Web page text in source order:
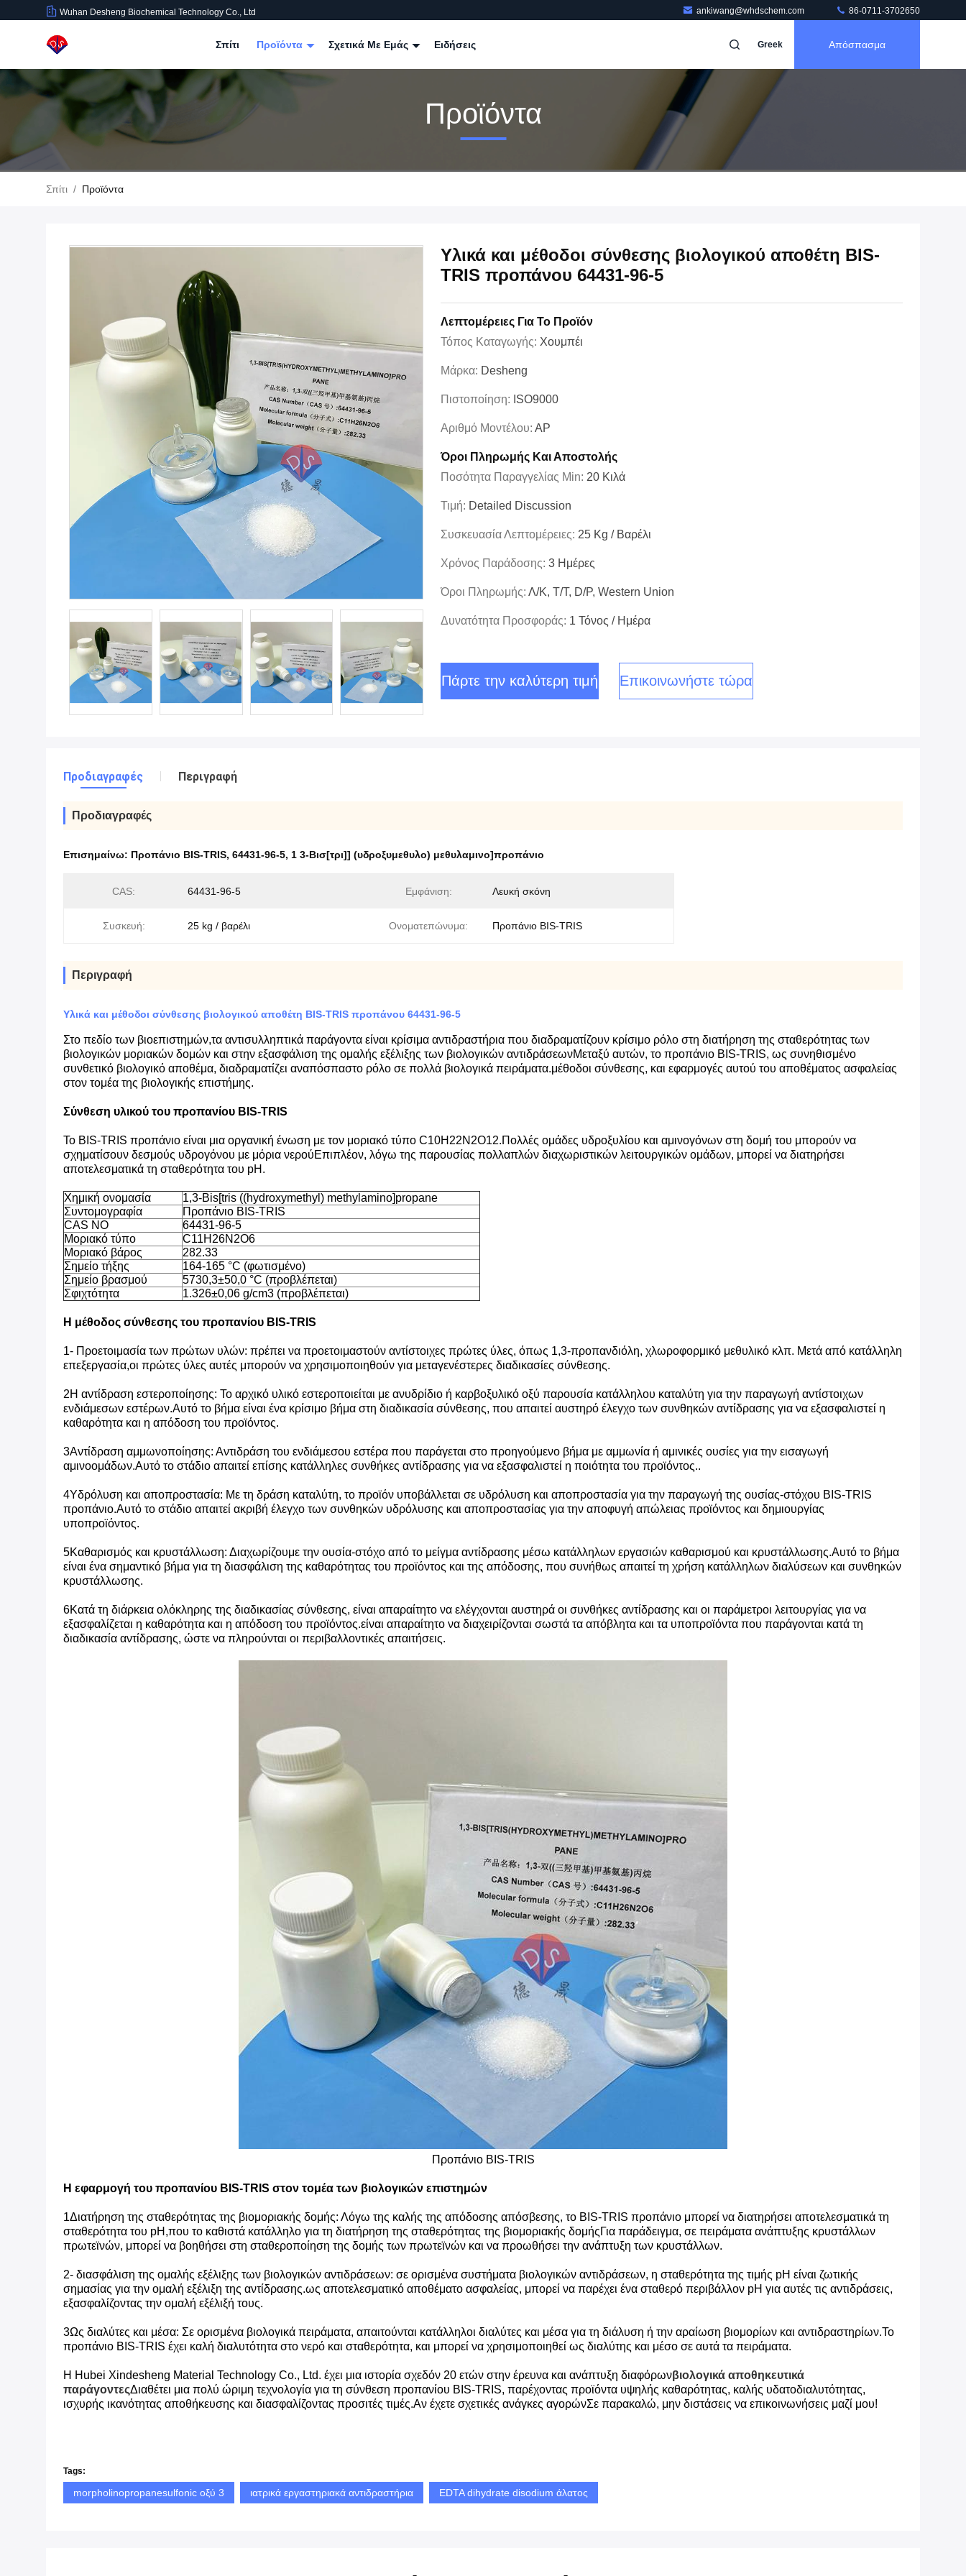
Wuhan Desheng Biochemical Technology Co., Ltd ankiwang@whdschem.com 86-0711-3702650
Σπίτι Προϊόντα Σχετικά Με Εμάς Ειδήσεις Greek Απόσπασμα
Προϊόντα
Σπίτι / Προϊόντα
Υλικά και μέθοδοι σύνθεσης βιολογικού αποθέτη BIS-
TRIS προπάνου 64431-96-5
Λεπτομέρειες Για Το Προϊόν
Τόπος Καταγωγής: Χουμπέι
Μάρκα: Desheng
Πιστοποίηση: ISO9000
Αριθμό Μοντέλου: ΑΡ
Όροι Πληρωμής Και Αποστολής
Ποσότητα Παραγγελίας Min: 20 Κιλά
Τιμή: Detailed Discussion
Συσκευασία Λεπτομέρειες: 25 Kg / Βαρέλι
Χρόνος Παράδοσης: 3 Ημέρες
Όροι Πληρωμής: Λ/Κ, T/T, D/P, Western Union
Δυνατότητα Προσφοράς: 1 Τόνος / Ημέρα
Πάρτε την καλύτερη τιμή Επικοινωνήστε τώρα
Προδιαγραφές Περιγραφή
Προδιαγραφές
Επισημαίνω: Προπάνιο BIS-TRIS, 64431-96-5, 1 3-Βισ[τρι]] (υδροξυμεθυλο) μεθυλαμινο]προπάνιο
CAS: 64431-96-5 Εμφάνιση: Λευκή σκόνη
Συσκευή: 25 kg / βαρέλι Ονοματεπώνυμα: Προπάνιο BIS-TRIS
Περιγραφή
Υλικά και μέθοδοι σύνθεσης βιολογικού αποθέτη BIS-TRIS προπάνου 64431-96-5
Στο πεδίο των βιοεπιστημών,τα αντισυλληπτικά παράγοντα είναι κρίσιμα αντιδραστήρια που διαδραματίζουν κρίσιμο ρόλο στη διατήρηση της σταθερότητας των
βιολογικών μοριακών δομών και στην εξασφάλιση της ομαλής εξέλιξης των βιολογικών αντιδράσεωνΜεταξύ αυτών, το προπάνιο BIS-TRIS, ως συνηθισμένο
συνθετικό βιολογικό αποθέμα, διαδραματίζει αναπόσπαστο ρόλο σε πολλά βιολογικά πειράματα.μέθοδοι σύνθεσης, και εφαρμογές αυτού του αποθέματος ασφαλείας
στον τομέα της βιολογικής επιστήμης.
Σύνθεση υλικού του προπανίου BIS-TRIS
Το BIS-TRIS προπάνιο είναι μια οργανική ένωση με τον μοριακό τύπο C10H22N2O12.Πολλές ομάδες υδροξυλίου και αμινογόνων στη δομή του μπορούν να
σχηματίσουν δεσμούς υδρογόνου με μόρια νερούΕπιπλέον, λόγω της παρουσίας πολλαπλών διαχωριστικών λειτουργικών ομάδων, μπορεί να διατηρήσει
αποτελεσματικά τη σταθερότητα του pH.
Χημική ονομασία
1,3-Bis[tris ((hydroxymethyl) methylamino]propane
Συντομογραφία
Προπάνιο BIS-TRIS
CAS NO
64431-96-5
Μοριακό τύπο
C11H26N2O6
Μοριακό βάρος
282.33
Σημείο τήξης
164-165 °C (φωτισμένο)
Σημείο βρασμού
5730,3±50,0 °C (προβλέπεται)
Σφιχτότητα
1.326±0,06 g/cm3 (προβλέπεται)
Η μέθοδος σύνθεσης του προπανίου BIS-TRIS
1- Προετοιμασία των πρώτων υλών: πρέπει να προετοιμαστούν αντίστοιχες πρώτες ύλες, όπως 1,3-προπανδιόλη, χλωροφορμικό μεθυλικό κλπ. Μετά από κατάλληλη
επεξεργασία,οι πρώτες ύλες αυτές μπορούν να χρησιμοποιηθούν για μεταγενέστερες διαδικασίες σύνθεσης.
2Η αντίδραση εστεροποίησης: Το αρχικό υλικό εστεροποιείται με ανυδρίδιο ή καρβοξυλικό οξύ παρουσία κατάλληλου καταλύτη για την παραγωγή αντίστοιχων
ενδιάμεσων εστέρων.Αυτό το βήμα είναι ένα κρίσιμο βήμα στη διαδικασία σύνθεσης, που απαιτεί αυστηρό έλεγχο των συνθηκών αντίδρασης για να εξασφαλιστεί η
καθαρότητα και η απόδοση του προϊόντος.
3Αντίδραση αμμωνοποίησης: Αντιδράση του ενδιάμεσου εστέρα που παράγεται στο προηγούμενο βήμα με αμμωνία ή αμινικές ουσίες για την εισαγωγή
αμινοομάδων.Αυτό το στάδιο απαιτεί επίσης κατάλληλες συνθήκες αντίδρασης για να εξασφαλιστεί η ποιότητα του προϊόντος..
4Υδρόλυση και αποπροστασία: Με τη δράση καταλύτη, το προϊόν υποβάλλεται σε υδρόλυση και αποπροστασία για την παραγωγή της ουσίας-στόχου BIS-TRIS
προπάνιο.Αυτό το στάδιο απαιτεί ακριβή έλεγχο των συνθηκών υδρόλυσης και αποπροστασίας για την αποφυγή απώλειας προϊόντος και δημιουργίας
υποπροϊόντος.
5Καθαρισμός και κρυστάλλωση: Διαχωρίζουμε την ουσία-στόχο από το μείγμα αντίδρασης μέσω κατάλληλων εργασιών καθαρισμού και κρυστάλλωσης.Αυτό το βήμα
είναι ένα σημαντικό βήμα για τη διασφάλιση της καθαρότητας του προϊόντος και της απόδοσης, που συνήθως απαιτεί τη χρήση κατάλληλων διαλύσεων και συνθηκών
κρυστάλλωσης.
6Κατά τη διάρκεια ολόκληρης της διαδικασίας σύνθεσης, είναι απαραίτητο να ελέγχονται αυστηρά οι συνθήκες αντίδρασης και οι παράμετροι λειτουργίας για να
εξασφαλίζεται η καθαρότητα και η απόδοση του προϊόντος.είναι απαραίτητο να διαχειρίζονται σωστά τα απόβλητα και τα υποπροϊόντα που παράγονται κατά τη
διαδικασία αντίδρασης, ώστε να πληρούνται οι περιβαλλοντικές απαιτήσεις.
Προπάνιο BIS-TRIS
Η εφαρμογή του προπανίου BIS-TRIS στον τομέα των βιολογικών επιστημών
1Διατήρηση της σταθερότητας της βιομοριακής δομής: Λόγω της καλής της απόδοσης απόσβεσης, το BIS-TRIS προπάνιο μπορεί να διατηρήσει αποτελεσματικά τη
σταθερότητα του pH,που το καθιστά κατάλληλο για τη διατήρηση της σταθερότητας της βιομοριακής δομήςΓια παράδειγμα, σε πειράματα ανάπτυξης κρυστάλλων
πρωτεϊνών, μπορεί να βοηθήσει στη σταθεροποίηση της δομής των πρωτεϊνών και να προωθήσει την ανάπτυξη των κρυστάλλων.
2- διασφάλιση της ομαλής εξέλιξης των βιολογικών αντιδράσεων: σε ορισμένα συστήματα βιολογικών αντιδράσεων, η σταθερότητα της τιμής pH είναι ζωτικής
σημασίας για την ομαλή εξέλιξη της αντίδρασης.ως αποτελεσματικό αποθέματο ασφαλείας, μπορεί να παρέχει ένα σταθερό περιβάλλον pH για αυτές τις αντιδράσεις,
εξασφαλίζοντας την ομαλή εξέλιξή τους.
3Ως διαλύτες και μέσα: Σε ορισμένα βιολογικά πειράματα, απαιτούνται κατάλληλοι διαλύτες και μέσα για τη διάλυση ή την αραίωση βιομορίων και αντιδραστηρίων.Το
προπάνιο BIS-TRIS έχει καλή διαλυτότητα στο νερό και σταθερότητα, και μπορεί να χρησιμοποιηθεί ως διαλύτης και μέσο σε αυτά τα πειράματα.
Η Hubei Xindesheng Material Technology Co., Ltd. έχει μια ιστορία σχεδόν 20 ετών στην έρευνα και ανάπτυξη διαφόρωνβιολογικά αποθηκευτικά
παράγοντεςΔιαθέτει μια πολύ ώριμη τεχνολογία για τη σύνθεση προπανίου BIS-TRIS, παρέχοντας προϊόντα υψηλής καθαρότητας, καλής υδατοδιαλυτότητας,
ισχυρής ικανότητας αποθήκευσης και διασφαλίζοντας προσιτές τιμές.Αν έχετε σχετικές ανάγκες αγορώνΣε παρακαλώ, μην διστάσεις να επικοινωνήσεις μαζί μου!
Tags:
morpholinopropanesulfonic οξύ 3 ιατρικά εργαστηριακά αντιδραστήρια EDTA dihydrate disodium άλατος